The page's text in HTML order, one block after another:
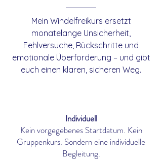
Mein Windelfreikurs ersetzt
monatelange Unsicherheit,
Fehlversuche, Rückschritte und
emotionale Überforderung – und gibt
euch einen klaren, sicheren Weg.
Individuell
Kein vorgegebenes Startdatum. Kein
Gruppenkurs. Sondern eine individuelle
Begleitung.